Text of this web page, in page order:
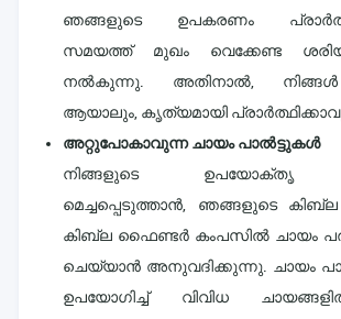
ഞങ്ങളുടെ ഉപകരണം
സമയത്ത് മുഖം വെക്കേണ്ട
നൽകുന്നു. അതിനാൽ,
ആയാലും, കൃത്യമായി
അറ്റുപോകാവുന്ന ചായം പാൽട്ടുകൾ
നിങ്ങളുടെ ഉപയോക്തൃ
മെച്ചപ്പെടുത്താൻ, ഞങ്ങളുടെ
കിബ്ല ഫൈണ്ടർ കംപസിൽ ചായം
ചെയ്യാൻ അനുവദിക്കുന്നു. ചായം
ഉപയോഗിച്ച് വിവിധ